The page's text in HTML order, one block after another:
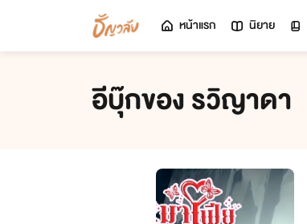
หน้าแรก นิยาย
อีบุ๊กของ รวิญาดา